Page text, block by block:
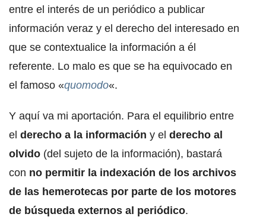
entre el interés de un periódico a publicar
información veraz y el derecho del interesado en
que se contextualice la información a él
referente. Lo malo es que se ha equivocado en
el famoso «quomodo«.
Y aquí va mi aportación. Para el equilibrio entre
el derecho a la información y el derecho al
olvido (del sujeto de la información), bastará
con no permitir la indexación de los archivos
de las hemerotecas por parte de los motores
de búsqueda externos al periódico.